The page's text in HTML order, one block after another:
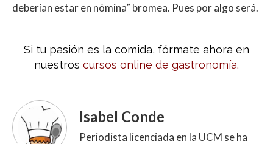
deberían estar en nómina” bromea. Pues por algo será.
Si tu pasión es la comida, fórmate ahora en
nuestros cursos online de gastronomía.
Isabel Conde
Periodista licenciada en la UCM se ha